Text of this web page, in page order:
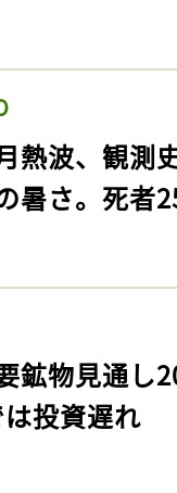
熱波、観
暑さ。死者
鉱物見通
投資遅れ